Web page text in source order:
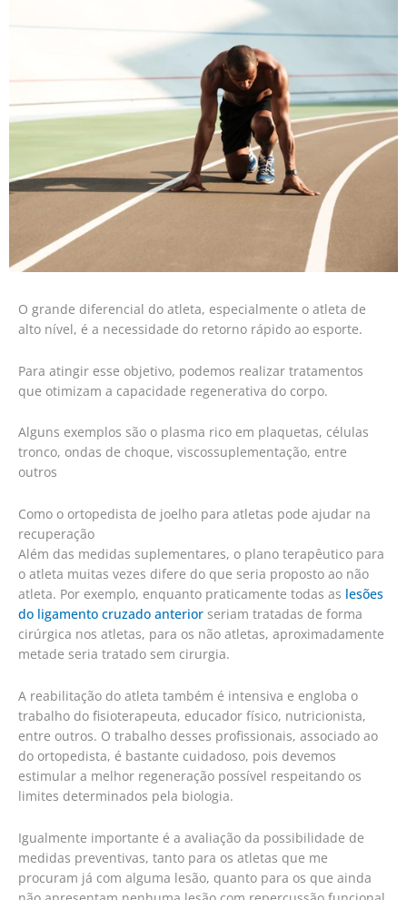
O grande diferencial do atleta, especialmente o atleta de
alto nível, é a necessidade do retorno rápido ao esporte.
Para atingir esse objetivo, podemos realizar tratamentos
que otimizam a capacidade regenerativa do corpo.
Alguns exemplos são o plasma rico em plaquetas, células
tronco, ondas de choque, viscossuplementação, entre
outros
Como o ortopedista de joelho para atletas pode ajudar na
recuperação
Além das medidas suplementares, o plano terapêutico para
o atleta muitas vezes difere do que seria proposto ao não
atleta. Por exemplo, enquanto praticamente todas as lesões
do ligamento cruzado anterior seriam tratadas de forma
cirúrgica nos atletas, para os não atletas, aproximadamente
metade seria tratado sem cirurgia.
A reabilitação do atleta também é intensiva e engloba o
trabalho do fisioterapeuta, educador físico, nutricionista,
entre outros. O trabalho desses profissionais, associado ao
do ortopedista, é bastante cuidadoso, pois devemos
estimular a melhor regeneração possível respeitando os
limites determinados pela biologia.
Igualmente importante é a avaliação da possibilidade de
medidas preventivas, tanto para os atletas que me
procuram já com alguma lesão, quanto para os que ainda